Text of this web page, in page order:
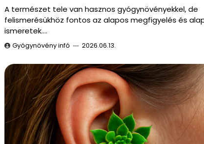
A természet tele van hasznos gyógynövényekkel, de
felismerésükhöz fontos az alapos megfigyelés és
ismeretek.…
Gyógynövény infó 2026.06.13.